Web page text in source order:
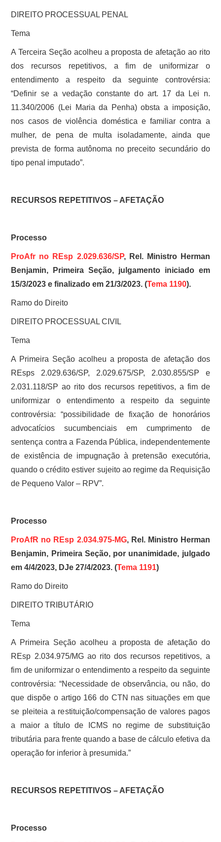
DIREITO PROCESSUAL PENAL
Tema
A Terceira Seção acolheu a proposta de afetação ao rito
dos recursos repetitivos, a fim de uniformizar o
entendimento a respeito da seguinte controvérsia:
“Definir se a vedação constante do art. 17 da Lei n.
11.340/2006 (Lei Maria da Penha) obsta a imposição,
nos casos de violência doméstica e familiar contra a
mulher, de pena de multa isoladamente, ainda que
prevista de forma autônoma no preceito secundário do
tipo penal imputado”.
RECURSOS REPETITIVOS – AFETAÇÃO
Processo
ProAfr no REsp 2.029.636/SP, Rel. Ministro Herman
Benjamin, Primeira Seção, julgamento iniciado em
15/3/2023 e finalizado em 21/3/2023. (Tema 1190).
Ramo do Direito
DIREITO PROCESSUAL CIVIL
Tema
A Primeira Seção acolheu a proposta de afetação dos
REsps 2.029.636/SP, 2.029.675/SP, 2.030.855/SP e
2.031.118/SP ao rito dos recursos repetitivos, a fim de
uniformizar o entendimento a respeito da seguinte
controvérsia: “possibilidade de fixação de honorários
advocatícios sucumbenciais em cumprimento de
sentença contra a Fazenda Pública, independentemente
de existência de impugnação à pretensão executória,
quando o crédito estiver sujeito ao regime da Requisição
de Pequeno Valor – RPV”.
Processo
ProAfR no REsp 2.034.975-MG, Rel. Ministro Herman
Benjamin, Primeira Seção, por unanimidade, julgado
em 4/4/2023, DJe 27/4/2023. (Tema 1191)
Ramo do Direito
DIREITO TRIBUTÁRIO
Tema
A Primeira Seção acolheu a proposta de afetação do
REsp 2.034.975/MG ao rito dos recursos repetitivos, a
fim de uniformizar o entendimento a respeito da seguinte
controvérsia: “Necessidade de observância, ou não, do
que dispõe o artigo 166 do CTN nas situações em que
se pleiteia a restituição/compensação de valores pagos
a maior a título de ICMS no regime de substituição
tributária para frente quando a base de cálculo efetiva da
operação for inferior à presumida.”
RECURSOS REPETITIVOS – AFETAÇÃO
Processo